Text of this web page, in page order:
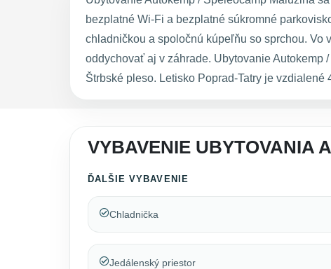
bezplatné Wi-Fi a bezplatné súkromné
chladničkou a spoločnú kúpeľňu so sprchou. Vo
oddychovať aj v záhrade. Ubytovanie Autokemp
Štrbské pleso. Letisko Poprad-Tatry je vzdialené
VYBAVENIE UBYTOVANIA
ĎALŠIE VYBAVENIE
Chladnička
Jedálenský priestor